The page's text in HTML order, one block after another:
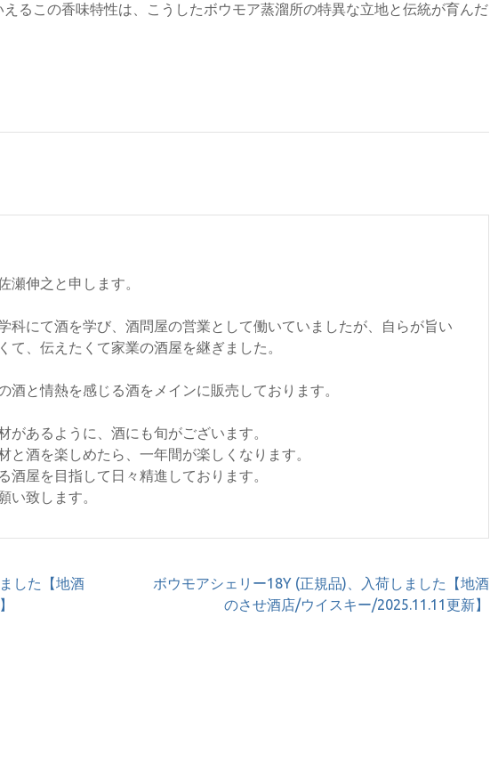
るこの香味特性は、こうしたボウモア蒸溜所の特異な立地と伝統が育んだ
瀬伸之と申します。
科にて酒を学び、酒問屋の営業として働いていましたが、自らが旨い
て、伝えたくて家業の酒屋を継ぎました。
酒と情熱を感じる酒をメインに販売しております。
があるように、酒にも旬がございます。
と酒を楽しめたら、一年間が楽しくなります。
酒屋を目指して日々精進しております。
い致します。
した【地酒
ボウモアシェリー18Y (正規品)、入荷しました【地酒
のさせ酒店/ウイスキー/2025.11.11更新】